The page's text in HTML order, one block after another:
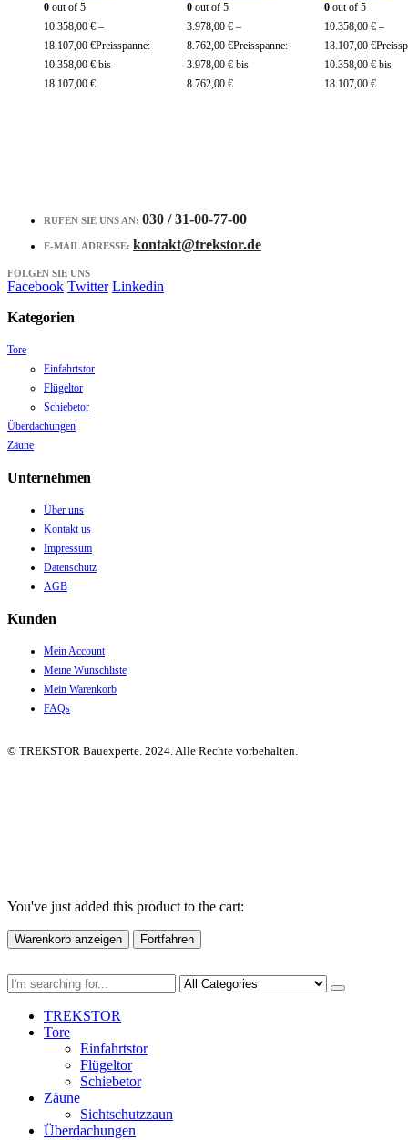
0 out of 5
10.358,00 € –
18.107,00 €Preisspanne:
10.358,00 € bis
18.107,00 €
0 out of 5
3.978,00 € –
8.762,00 €Preisspanne:
3.978,00 € bis
8.762,00 €
0 out of 5
10.358,00 € –
18.107,00 €
10.358,00 € bis
18.107,00 €
RUFEN SIE UNS AN: 030 / 31-00-77-00
E-MAIL ADRESSE: kontakt@trekstor.de
FOLGEN SIE UNS
Facebook Twitter Linkedin
Kategorien
Tore
Einfahrtstor
Flügeltor
Schiebetor
Überdachungen
Zäune
Unternehmen
Über uns
Kontakt us
Impressum
Datenschutz
AGB
Kunden
Mein Account
Meine Wunschliste
Mein Warenkorb
FAQs
© TREKSTOR Bauexperte. 2024. Alle Rechte vorbehalten.
You've just added this product to the cart:
Warenkorb anzeigen Fortfahren
TREKSTOR
Tore
Einfahrtstor
Flügeltor
Schiebetor
Zäune
Sichtschutzzaun
Überdachungen